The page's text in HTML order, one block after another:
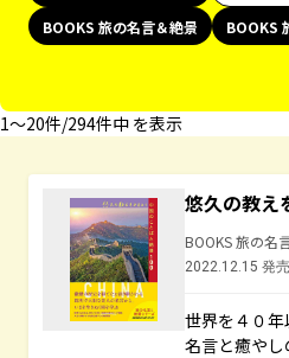
BOOKS 旅の名言＆絶景
BOOKS
1〜20件/294件中 を表示
悠久の教え
BOOKS 旅の名
2022.12.15 発売
世界を４０
名言と癒やし